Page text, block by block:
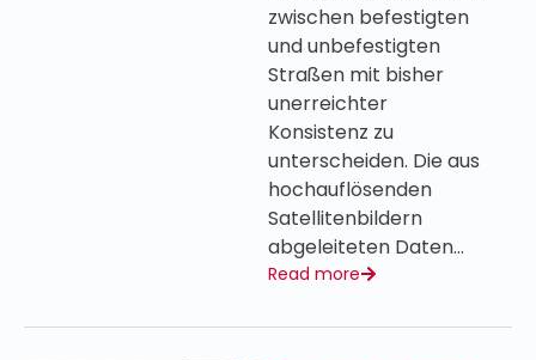
zwischen befestigten
und unbefestigten
Straßen mit bisher
unerreichter
Konsistenz zu
unterscheiden. Die aus
hochauflösenden
Satellitenbildern
abgeleiteten Daten…
Read more